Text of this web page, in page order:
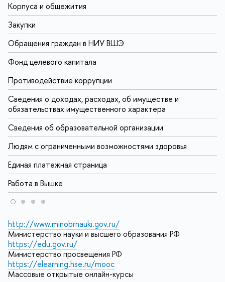
Корпуса и общежития
Закупки
Обращения граждан в НИУ ВШЭ
Фонд целевого капитала
Противодействие коррупции
Сведения о доходах, расходах, об имуществе и
обязательствах имущественного характера
Сведения об образовательной организации
Людям с ограниченными возможностями здоровья
Единая платежная страница
Работа в Вышке
http://www.minobrnauki.gov.ru/
Министерство науки и высшего образования РФ
https://edu.gov.ru/
Министерство просвещения РФ
https://elearning.hse.ru/mooc
Массовые открытые онлайн-курсы